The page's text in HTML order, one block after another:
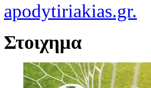
apodytiriakias.gr.
Στοιχημα